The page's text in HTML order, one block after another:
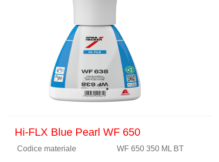
Hi-FLX Blue Pearl WF 650
Codice materiale WF 650 350 ML BT